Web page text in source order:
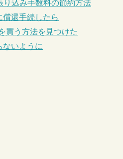
り込み手数料の節約方法
還手続したら
買う方法を見つけた
ないように